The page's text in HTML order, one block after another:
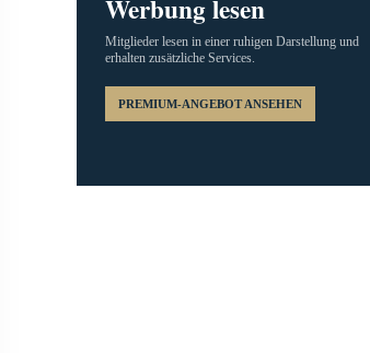
Werbung lesen
Mitglieder lesen in einer ruhigen Darstellung und
erhalten zusätzliche Services.
PREMIUM-ANGEBOT ANSEHEN